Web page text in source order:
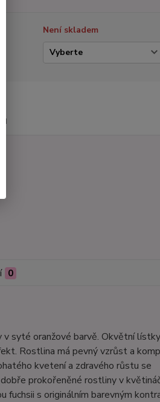
Není skladem
0
syté oranžové barvě. Okvětní
Rostlina má pevný vzrůst a
kvetení a zdravého růstu se
prokořeněné rostliny v
fuchsii s originálním barevným